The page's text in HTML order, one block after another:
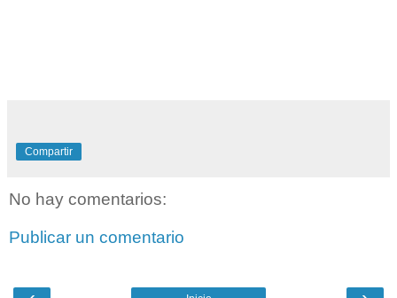
Compartir
No hay comentarios:
Publicar un comentario